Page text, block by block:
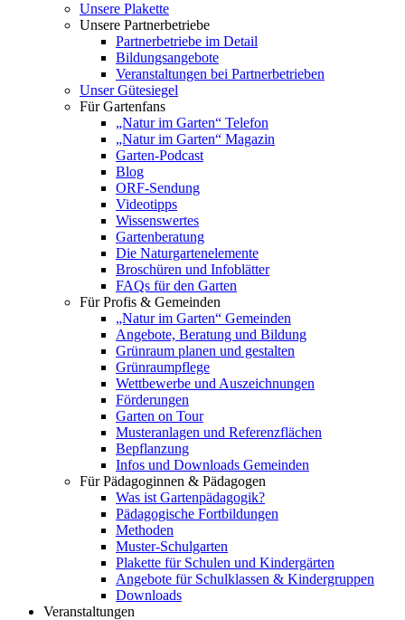
Unsere Plakette
Unsere Partnerbetriebe
Partnerbetriebe im Detail
Bildungsangebote
Veranstaltungen bei Partnerbetrieben
Unser Gütesiegel
Für Gartenfans
„Natur im Garten“ Telefon
„Natur im Garten“ Magazin
Garten-Podcast
Blog
ORF-Sendung
Videotipps
Wissenswertes
Gartenberatung
Die Naturgartenelemente
Broschüren und Infoblätter
FAQs für den Garten
Für Profis & Gemeinden
„Natur im Garten“ Gemeinden
Angebote, Beratung und Bildung
Grünraum planen und gestalten
Grünraumpflege
Wettbewerbe und Auszeichnungen
Förderungen
Garten on Tour
Musteranlagen und Referenzflächen
Bepflanzung
Infos und Downloads Gemeinden
Für Pädagoginnen & Pädagogen
Was ist Gartenpädagogik?
Pädagogische Fortbildungen
Methoden
Muster-Schulgarten
Plakette für Schulen und Kindergärten
Angebote für Schulklassen & Kindergruppen
Downloads
Veranstaltungen